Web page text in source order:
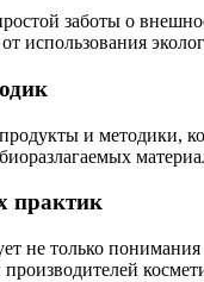
простой заботы о
использования
и методики,
практик
не только